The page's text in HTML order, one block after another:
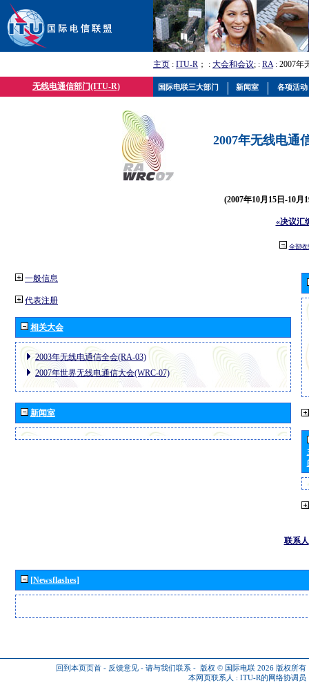
主页 : ITU-R ； : 大会和会议; : RA: 2007年
无线电通信部门(ITU-R)
2007年无线电通
(2007年10月15日-10月
«决议汇
全部收
一般信息
代表注册
相关大会
2003年无线电通信全会(RA-03)
2007年世界无线电通信大会(WRC-07)
新闻室
联系人
[Newsflashes]
回到本页页首 - 反馈意见 - 请与我们联系 - 版权 © 国际电联 2026 版权所有
本网页联系人 : ITU-R的网络协调员
国际电联三大部门 新闻室 各项活动